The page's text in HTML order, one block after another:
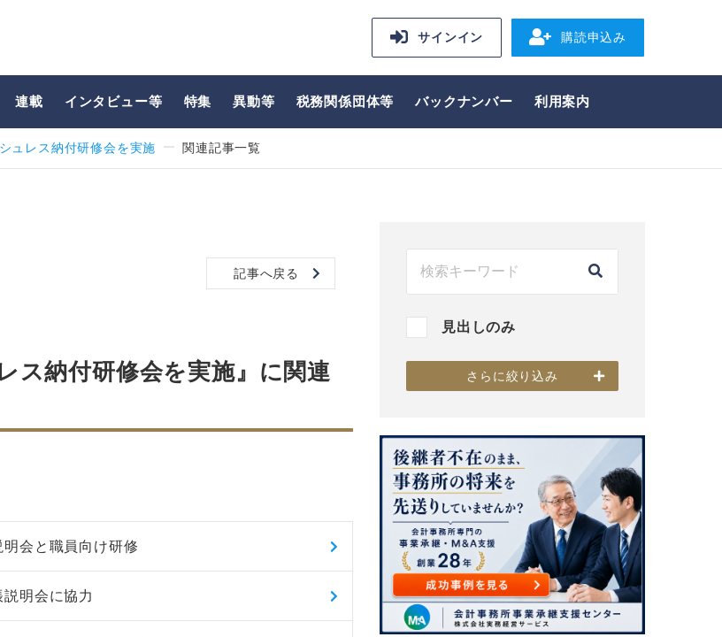
サインイン 購読申込み
連載 インタビュー等 特集 異動等 税務関係団体等 バックナンバー 利用案内
ュレス納付研修会を実施 関連記事一覧
記事へ戻る
ス納付研修会を実施』に関連
会と職員向け研修
明会に協力
見出しのみ
さらに絞り込み